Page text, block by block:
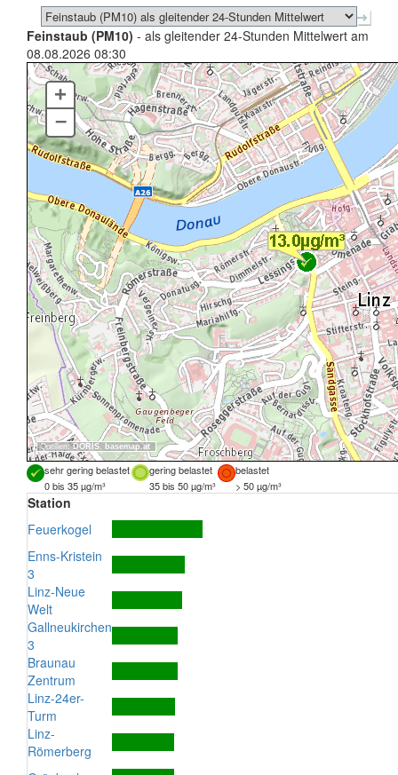
Feinstaub (PM10) - als gleitender 24-Stunden Mittelwert am
08.08.2026 08:30
Quellen:DORIS, basemap.at
+
–
sehr gering belastet gering belastet
belastet
0 bis 35 µg/m³
35 bis 50 µg/m³ > 50 µg/m³
Station
Feuerkogel
Enns-Kristein
3
Linz-Neue
Welt
Gallneukirchen
3
Braunau
Zentrum
Linz-24er-
Turm
Linz-
Römerberg